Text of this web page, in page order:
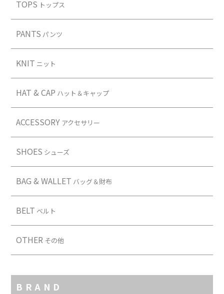
TOPS トップス
PANTS パンツ
KNIT ニット
HAT & CAP ハット＆キャップ
ACCESSORY アクセサリー
SHOES シューズ
BAG & WALLET バッグ＆財布
BELT ベルト
OTHER その他
BRAND